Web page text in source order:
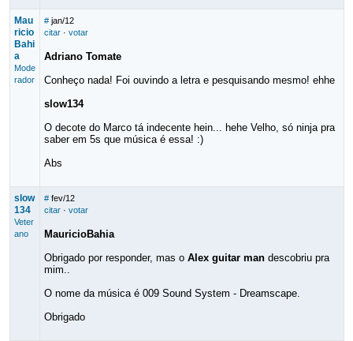
Mau
ricio
Bahi
a
Mode
rador
# jan/12
citar· votar
Adriano Tomate
Conheço nada! Foi ouvindo a letra e pesquisando mesmo! ehhe
slow134
O decote do Marco tá indecente hein... hehe Velho, só ninja pra
saber em 5s que música é essa! :)
Abs
slow
134
Veter
ano
# fev/12
citar· votar
MauricioBahia
Obrigado por responder, mas o Alex guitar mandescobriu pra
mim..
O nome da música é 009 Sound System - Dreamscape.
Obrigado